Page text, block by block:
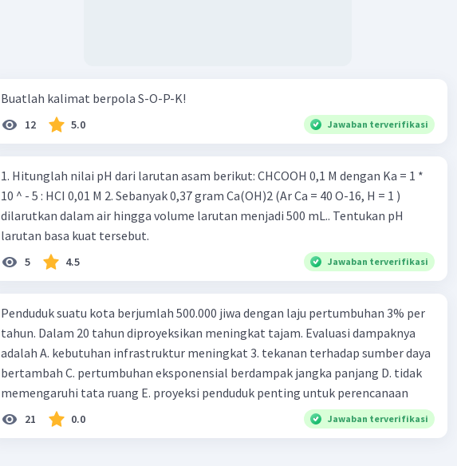
Buatlah kalimat berpola S-O-P-K!
12 5.0 Jawaban terverifikasi
1. Hitunglah nilai pH dari larutan asam berikut: CHCOOH 0,1 M dengan Ka = 1 *
10 ^ - 5 : HCI 0,01 M 2. Sebanyak 0,37 gram Ca(OH)2 (Ar Ca = 40 O-16, H = 1 )
dilarutkan dalam air hingga volume larutan menjadi 500 mL.. Tentukan pH
larutan basa kuat tersebut.
5 4.5 Jawaban terverifikasi
Penduduk suatu kota berjumlah 500.000 jiwa dengan laju pertumbuhan 3% per
tahun. Dalam 20 tahun diproyeksikan meningkat tajam. Evaluasi dampaknya
adalah A. kebutuhan infrastruktur meningkat 3. tekanan terhadap sumber daya
bertambah C. pertumbuhan eksponensial berdampak jangka panjang D. tidak
memengaruhi tata ruang E. proyeksi penduduk penting untuk perencanaan
21 0.0 Jawaban terverifikasi